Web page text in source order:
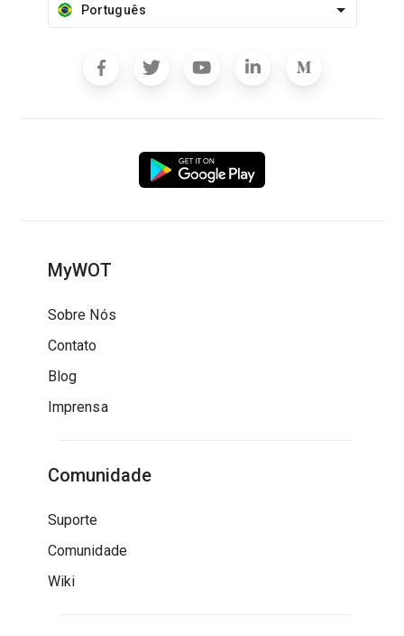
Português
MyWOT
Sobre Nós
Contato
Blog
Imprensa
Comunidade
Suporte
Comunidade
Wiki